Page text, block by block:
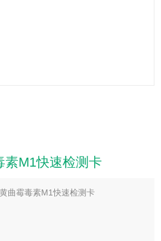
素M1快速检测卡
曲霉毒素M1快速检测卡